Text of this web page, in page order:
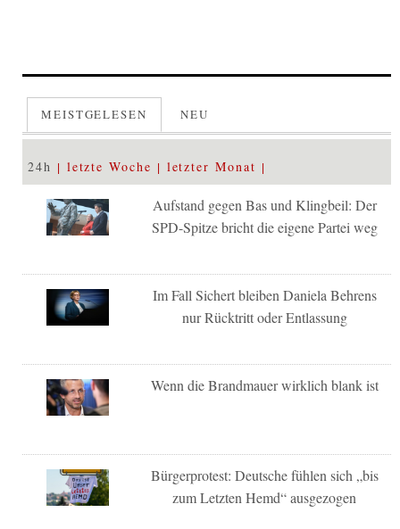
MEISTGELESEN NEU
24h letzte Woche letzter Monat
Aufstand gegen Bas und Klingbeil: Der
SPD-Spitze bricht die eigene Partei weg
Im Fall Sichert bleiben Daniela Behrens
nur Rücktritt oder Entlassung
Wenn die Brandmauer wirklich blank ist
Bürgerprotest: Deutsche fühlen sich „bis
zum Letzten Hemd“ ausgezogen